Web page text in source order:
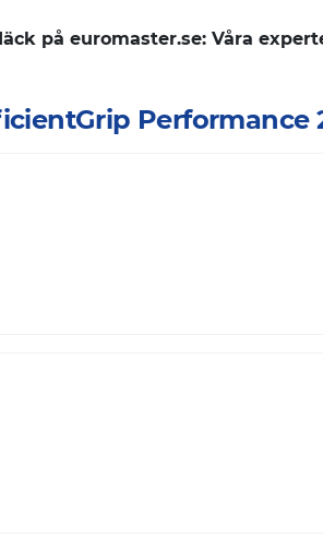
på euromaster.se: Våra
Performance